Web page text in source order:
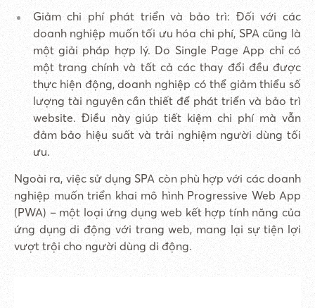
Giảm chi phí phát triển và bảo trì: Đối với các
doanh nghiệp muốn tối ưu hóa chi phí, SPA cũng là
một giải pháp hợp lý. Do Single Page App chỉ có
một trang chính và tất cả các thay đổi đều được
thực hiện động, doanh nghiệp có thể giảm thiểu số
lượng tài nguyên cần thiết để phát triển và bảo trì
website. Điều này giúp tiết kiệm chi phí mà vẫn
đảm bảo hiệu suất và trải nghiệm người dùng tối
ưu.
Ngoài ra, việc sử dụng SPA còn phù hợp với các doanh
nghiệp muốn triển khai mô hình Progressive Web App
(PWA) – một loại ứng dụng web kết hợp tính năng của
ứng dụng di động với trang web, mang lại sự tiện lợi
vượt trội cho người dùng di động.